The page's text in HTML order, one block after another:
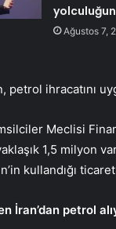
Ağustos 7,
petrol ihracatını
Meclisi
1,5 milyon
kullandığı
İran’dan petrol